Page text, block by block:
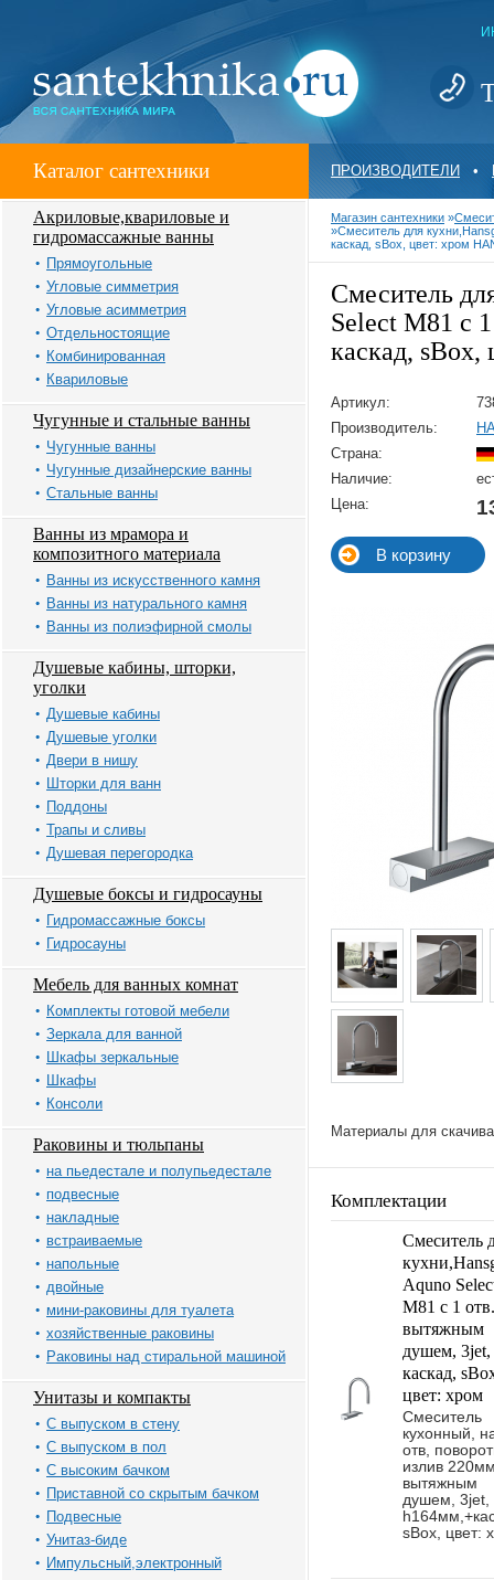
Каталог сантехники ПРОИЗВОДИТЕЛИ •
Акриловые,квариловые и
гидромассажные ванны
Прямоугольные
Угловые симметрия
Угловые асимметрия
Отдельностоящие
Комбинированная
Квариловые
Чугунные и стальные ванны
Чугунные ванны
Чугунные дизайнерские ванны
Стальные ванны
Ванны из мрамора и
композитного материала
Ванны из искусственного камня
Ванны из натурального камня
Ванны из полиэфирной смолы
Душевые кабины, шторки,
уголки
Душевые кабины
Душевые уголки
Двери в нишу
Шторки для ванн
Поддоны
Трапы и сливы
Душевая перегородка
Душевые боксы и гидросауны
Гидромассажные боксы
Гидросауны
Мебель для ванных комнат
Комплекты готовой мебели
Зеркала для ванной
Шкафы зеркальные
Шкафы
Консоли
Раковины и тюльпаны
на пьедестале и полупьедестале
подвесные
накладные
встраиваемые
напольные
двойные
мини-раковины для туалета
хозяйственные раковины
Раковины над стиральной машиной
Унитазы и компакты
С выпуском в стену
С выпуском в пол
С высоким бачком
Приставной со скрытым бачком
Подвесные
Унитаз-биде
Импульсный,электронный
Магазин сантехники »
»Смеситель для
каскад, sBox, цвет: хром
Смеситель
Select M81 с
каскад, sBox,
Артикул:
Производитель:
Страна:
Наличие:
Цена:
Материалы для
Комплектации
Смеситель
Aquno
M81 с 1
вытяжным
душем, 3jet,
каскад,
цвет: хром
Смеситель
кухонный,
отв,
излив
вытяжным
душем, 3jet,
sBox, цвет: